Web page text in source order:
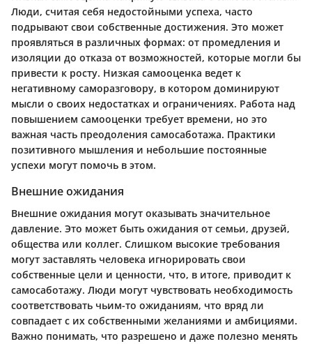
Люди, считая себя недостойными успеха, часто
подрывают свои собственные достижения. Это может
проявляться в различных формах: от промедления и
изоляции до отказа от возможностей, которые могли бы
привести к росту. Низкая самооценка ведет к
негативному саморазговору, в котором доминируют
мысли о своих недостатках и ограничениях. Работа над
повышением самооценки требует времени, но это
важная часть преодоления самосаботажа. Практики
позитивного мышления и небольшие постоянные
успехи могут помочь в этом.
Внешние ожидания
Внешние ожидания могут оказывать значительное
давление. Это может быть ожидания от семьи, друзей,
общества или коллег. Слишком высокие требования
могут заставлять человека игнорировать свои
собственные цели и ценности, что, в итоге, приводит к
самосаботажу. Люди могут чувствовать необходимость
соответствовать чьим-то ожиданиям, что вряд ли
совпадает с их собственными желаниями и амбициями.
Важно понимать, что разрешено и даже полезно менять